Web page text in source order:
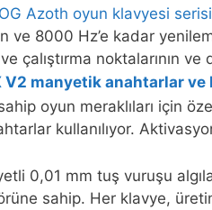
Azoth oyun klavyesi
8000 Hz’e kadar
çalıştırma noktalarının
V2 manyetik anahtarlar ve
oyun meraklıları için
kullanılıyor.
0,01 mm tuş vuruşu
sahip. Her klavye,